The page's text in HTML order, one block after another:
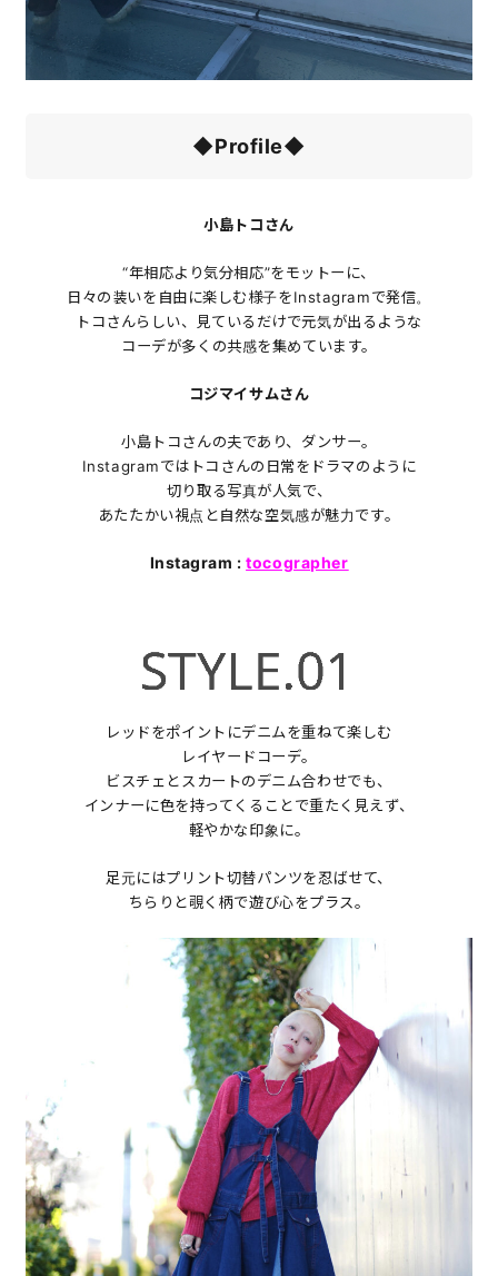
◆Profile◆
小島トコさん
“年相応より気分相応”をモットーに、
日々の装いを自由に楽しむ様子をInstagramで発信。
トコさんらしい、見ているだけで元気が出るような
コーデが多くの共感を集めています。
コジマイサムさん
小島トコさんの夫であり、ダンサー。
Instagramではトコさんの日常をドラマのように
切り取る写真が人気で、
あたたかい視点と自然な空気感が魅力です。
Instagram :tocographer
レッドをポイントにデニムを重ねて楽しむ
レイヤードコーデ。
ビスチェとスカートのデニム合わせでも、
インナーに色を持ってくることで重たく見えず、
軽やかな印象に。
足元にはプリント切替パンツを忍ばせて、
ちらりと覗く柄で遊び心をプラス。